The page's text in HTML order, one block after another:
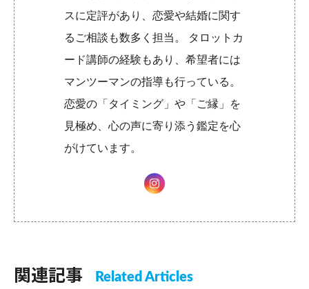
スに定評があり、恋愛や結婚に関す
るご相談も数多く担当。 タロットカ
ード講師の経験もあり、希望者には
マンツーマンの指導も行っている。
恋愛の「タイミング」や「ご縁」を
見極め、心の声に寄り添う鑑定を心
がけています。
関連記事 Related Articles